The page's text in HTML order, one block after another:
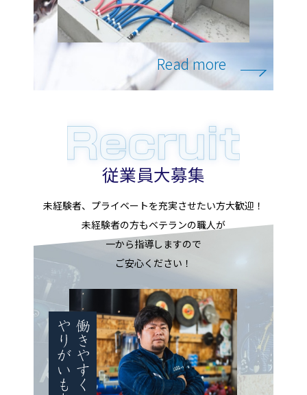
Read more
従業員大募集
未経験者、プライベートを充実させたい方大歓迎！
未経験者の方もベテランの職人が
一から指導しますので
ご安心ください！